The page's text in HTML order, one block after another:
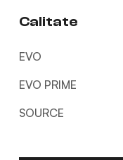
Calitate
EVO
EVO PRIME
SOURCE